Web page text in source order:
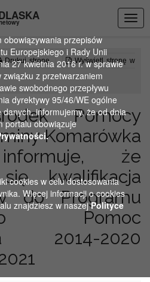
Drukuj stronę Wyświetl stronę w
Pomocy
Komarówka
że
kwalifikacja
do Programu
Pomoc
2014-2020
obowiązywania przepisów
Europejskiego i Rady Unii
27 kwietnia 2016 r. w sprawie
z przetwarzaniem
swobodnego przepływu
dyrektywy 95/46/WE ogólne
informujemy, że od dnia
portalu obowiązuje
cookies w celu dostosowania
Więcej informacji o cookies
znajdziesz w naszejPolityce